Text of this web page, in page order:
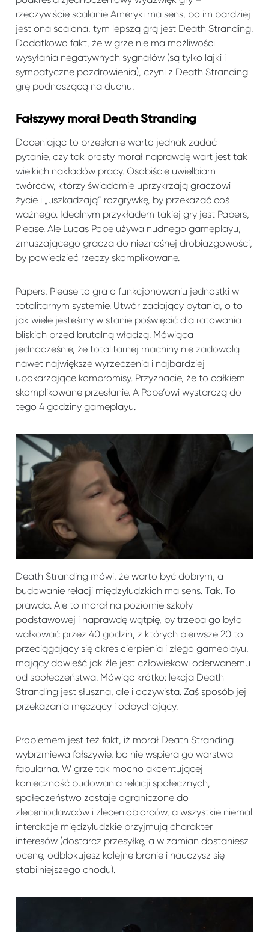
rzeczywiście scalanie Ameryki ma sens, bo im bardziej
jest ona scalona, tym lepszą grą jest Death Stranding.
Dodatkowo fakt, że w grze nie ma możliwości
wysyłania negatywnych sygnałów (są tylko lajki i
sympatyczne pozdrowienia), czyni z Death Stranding
grę podnoszącą na duchu.
Fałszywy morał Death Stranding
Doceniając to przesłanie warto jednak zadać
pytanie, czy tak prosty morał naprawdę wart jest tak
wielkich nakładów pracy. Osobiście uwielbiam
twórców, którzy świadomie uprzykrzają graczowi
życie i „uszkadzają” rozgrywkę, by przekazać coś
ważnego. Idealnym przykładem takiej gry jest Papers,
Please. Ale Lucas Pope używa nudnego gameplayu,
zmuszającego gracza do nieznośnej drobiazgowości,
by powiedzieć rzeczy skomplikowane.
Papers, Please to gra o funkcjonowaniu jednostki w
totalitarnym systemie. Utwór zadający pytania, o to
jak wiele jesteśmy w stanie poświęcić dla ratowania
bliskich przed brutalną władzą. Mówiąca
jednocześnie, że totalitarnej machiny nie zadowolą
nawet największe wyrzeczenia i najbardziej
upokarzające kompromisy. Przyznacie, że to całkiem
skomplikowane przesłanie. A Pope’owi wystarczą do
tego 4 godziny gameplayu.
Death Stranding mówi, że warto być dobrym, a
budowanie relacji międzyludzkich ma sens. Tak. To
prawda. Ale to morał na poziomie szkoły
podstawowej i naprawdę wątpię, by trzeba go było
wałkować przez 40 godzin, z których pierwsze 20 to
przeciągający się okres cierpienia i złego gameplayu,
mający dowieść jak źle jest człowiekowi oderwanemu
od społeczeństwa. Mówiąc krótko: lekcja Death
Stranding jest słuszna, ale i oczywista. Zaś sposób jej
przekazania męczący i odpychający.
Problemem jest też fakt, iż morał Death Stranding
wybrzmiewa fałszywie, bo nie wspiera go warstwa
fabularna. W grze tak mocno akcentującej
konieczność budowania relacji społecznych,
społeczeństwo zostaje ograniczone do
zleceniodawców i zleceniobiorców, a wszystkie niemal
interakcje międzyludzkie przyjmują charakter
interesów (dostarcz przesyłkę, a w zamian dostaniesz
ocenę, odblokujesz kolejne bronie i nauczysz się
stabilniejszego chodu).